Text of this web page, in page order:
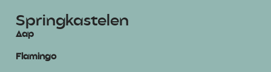
Springkastelen
Aap
Flamingo